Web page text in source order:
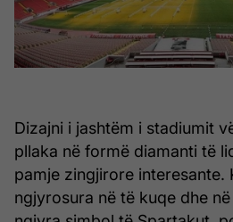
Dizajni i jashtëm i stadiumit
pllaka në formë diamanti të
pamje zingjirore interesante.
ngjyrosura në të kuqe dhe